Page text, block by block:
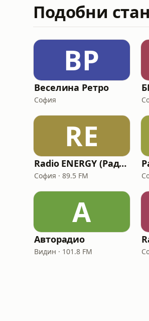
Подобни
ВР
Веселина Ретро
София
RE
Radio ENERGY (Радио Енерджи)
София · 89.5 FM
А
Авторадио
Видин · 101.8 FM